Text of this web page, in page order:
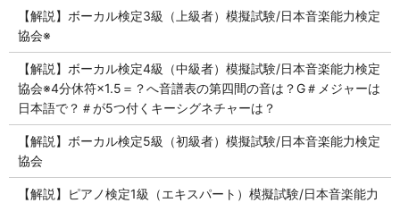
【解説】ボーカル検定3級（上級者）模擬試験/日本音楽能力検定
協会※
【解説】ボーカル検定4級（中級者）模擬試験/日本音楽能力検定
協会※4分休符×1.5＝？へ音譜表の第四間の音は？G＃メジャーは
日本語で？＃が5つ付くキーシグネチャーは？
【解説】ボーカル検定5級（初級者）模擬試験/日本音楽能力検定
協会
【解説】ピアノ検定1級（エキスパート）模擬試験/日本音楽能力